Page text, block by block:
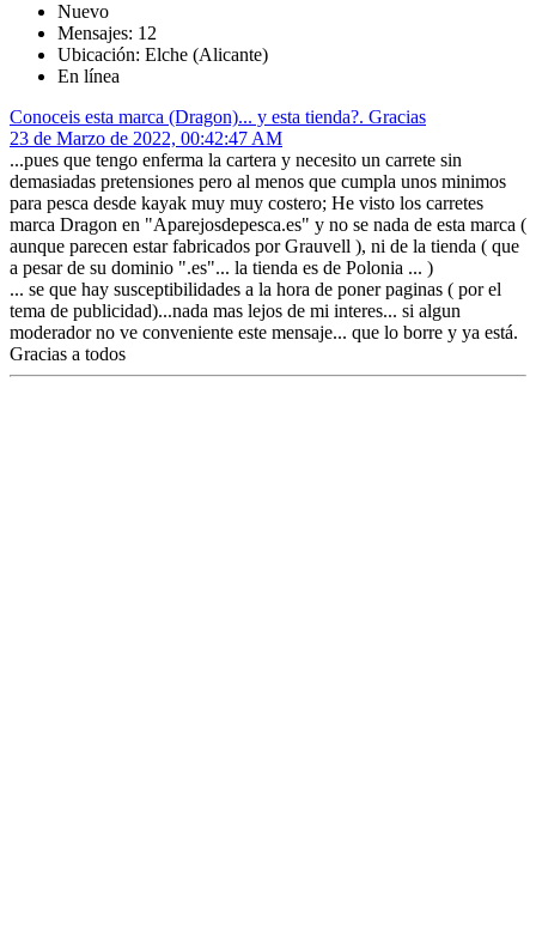
Nuevo
Mensajes: 12
Ubicación: Elche (Alicante)
En línea
Conoceis esta marca (Dragon)... y esta tienda?. Gracias
23 de Marzo de 2022, 00:42:47 AM
...pues que tengo enferma la cartera y necesito un carrete sin
demasiadas pretensiones pero al menos que cumpla unos minimos
para pesca desde kayak muy muy costero; He visto los carretes
marca Dragon en "Aparejosdepesca.es" y no se nada de esta marca (
aunque parecen estar fabricados por Grauvell ), ni de la tienda ( que
a pesar de su dominio ".es"... la tienda es de Polonia ... )
... se que hay susceptibilidades a la hora de poner paginas ( por el
tema de publicidad)...nada mas lejos de mi interes... si algun
moderador no ve conveniente este mensaje... que lo borre y ya está.
Gracias a todos